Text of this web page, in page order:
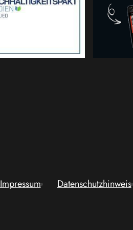
Impressum Datenschutzhinweis